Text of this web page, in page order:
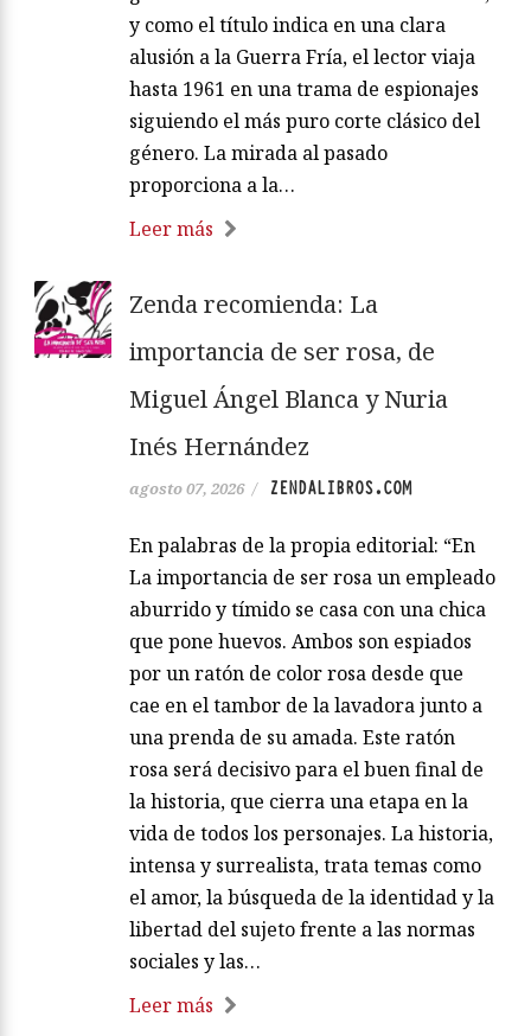
y como el título indica en una clara
alusión a la Guerra Fría, el lector viaja
hasta 1961 en una trama de espionajes
siguiendo el más puro corte clásico del
género. La mirada al pasado
proporciona a la…
Leer más
Zenda recomienda: La
importancia de ser rosa, de
Miguel Ángel Blanca y Nuria
Inés Hernández
agosto 07, 2026 / ZENDALIBROS.COM
En palabras de la propia editorial: “En
La importancia de ser rosa un empleado
aburrido y tímido se casa con una chica
que pone huevos. Ambos son espiados
por un ratón de color rosa desde que
cae en el tambor de la lavadora junto a
una prenda de su amada. Este ratón
rosa será decisivo para el buen final de
la historia, que cierra una etapa en la
vida de todos los personajes. La historia,
intensa y surrealista, trata temas como
el amor, la búsqueda de la identidad y la
libertad del sujeto frente a las normas
sociales y las…
Leer más